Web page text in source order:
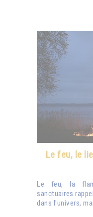
Le feu, le
Le feu, la
sanctuaires
dans l'univers,